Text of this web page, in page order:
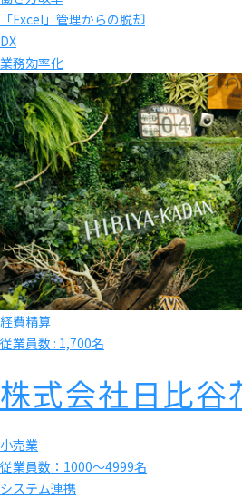
「Excel」管理からの脱却
DX
業務効率化
経費精算
従業員数 : 1,700名
株式会社日比谷
小売業
従業員数：1000〜4999名
システム連携